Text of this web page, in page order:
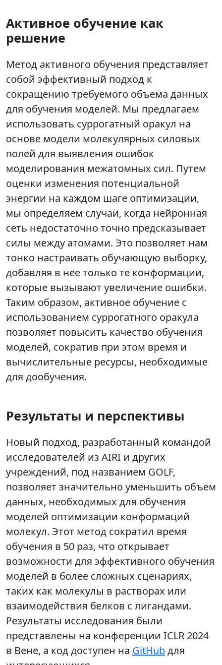
Активное обучение как
решение
Метод активного обучения представляет
собой эффективный подход к
сокращению требуемого объема данных
для обучения моделей. Мы предлагаем
использовать суррогатный оракул на
основе модели молекулярных силовых
полей для выявления ошибок
моделирования межатомных сил. Путем
оценки изменения потенциальной
энергии на каждом шаге оптимизации,
мы определяем случаи, когда нейронная
сеть недостаточно точно предсказывает
силы между атомами. Это позволяет нам
тонко настраивать обучающую выборку,
добавляя в нее только те конформации,
которые вызывают увеличение ошибки.
Таким образом, активное обучение с
использованием суррогатного оракула
позволяет повысить качество обучения
моделей, сократив при этом время и
вычислительные ресурсы, необходимые
для дообучения.
Результаты и перспективы
Новый подход, разработанный командой
исследователей из AIRI и других
учреждений, под названием GOLF,
позволяет значительно уменьшить объем
данных, необходимых для обучения
моделей оптимизации конформаций
молекул. Этот метод сократил время
обучения в 50 раз, что открывает
возможности для эффективного обучения
моделей в более сложных сценариях,
таких как молекулы в растворах или
взаимодействия белков с лигандами.
Результаты исследования были
представлены на конференции ICLR 2024
в Вене, а код доступен на GitHubдля